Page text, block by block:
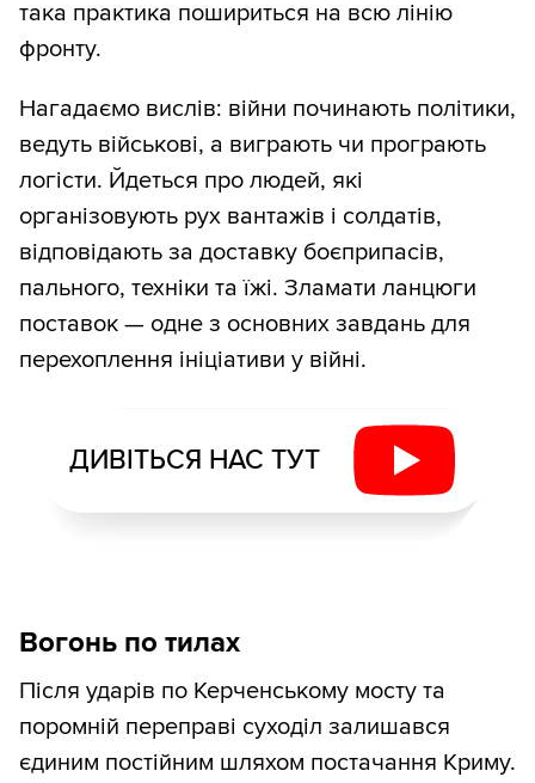
така практика пошириться на всю лінію
фронту.
Нагадаємо вислів: війни починають політики,
ведуть військові, а виграють чи програють
логісти. Йдеться про людей, які
організовують рух вантажів і солдатів,
відповідають за доставку боєприпасів,
пального, техніки та їжі. Зламати ланцюги
поставок — одне з основних завдань для
перехоплення ініціативи у війні.
ДИВІТЬСЯ НАС ТУТ
Вогонь по тилах
Після ударів по Керченському мосту та
поромній переправі суходіл залишався
єдиним постійним шляхом постачання Криму.